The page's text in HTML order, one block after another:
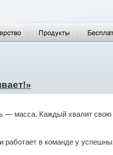
— масса. Каждый хвалит
работает в команде у